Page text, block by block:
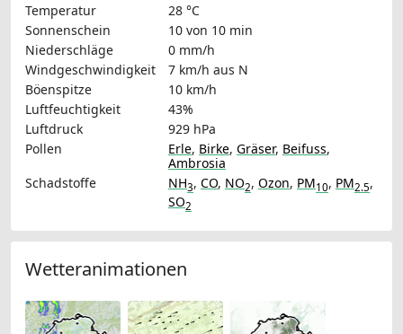
Temperatur
28 °C
Sonnenschein
10 von 10 min
Niederschläge
0 mm/h
Windgeschwindigkeit
7 km/h aus N
Böenspitze
10 km/h
Luftfeuchtigkeit
43%
Luftdruck
929 hPa
Pollen
Erle, Birke, Gräser, Beifuss,
Ambrosia
Schadstoffe
NH3, CO, NO2, Ozon, PM10, PM2.5,
SO2
Wetteranimationen